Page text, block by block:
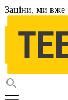
Заціни, ми вже